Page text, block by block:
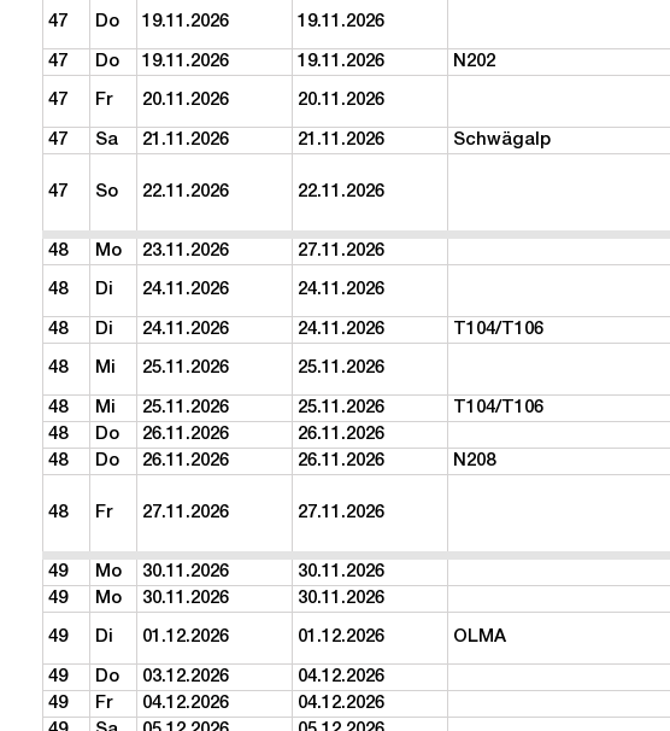
47 Do 19.11.2026 19.11.2026
47 Do 19.11.2026 19.11.2026 N202
47 Fr 20.11.2026 20.11.2026
47 Sa 21.11.2026 21.11.2026 Schwägalp
47 So 22.11.2026 22.11.2026
48
Mo 23.11.2026 27.11.2026
48 Di 24.11.2026 24.11.2026
48 Di 24.11.2026 24.11.2026 T104/T106
48 Mi 25.11.2026 25.11.2026
48 Mi 25.11.2026 25.11.2026 T104/T106
48
Do 26.11.2026 26.11.2026
48
Do 26.11.2026 26.11.2026 N208
48 Fr 27.11.2026 27.11.2026
49
Mo 30.11.2026 30.11.2026
49
Mo 30.11.2026 30.11.2026
49 Di 01.12.2026 01.12.2026 OLMA
49 Do 03.12.2026 04.12.2026
49
Fr 04.12.2026 04.12.2026